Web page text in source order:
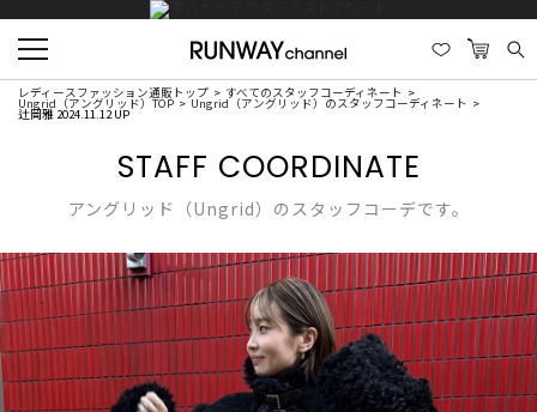
レディースファッション通販トップ すべてのスタッフコーディネート
Ungrid（アングリッド）TOP Ungrid（アングリッド）のスタッフコーディネート
辻岡雅 2024.11.12 UP
STAFF COORDINATE
アングリッド（Ungrid）のスタッフコーデです。